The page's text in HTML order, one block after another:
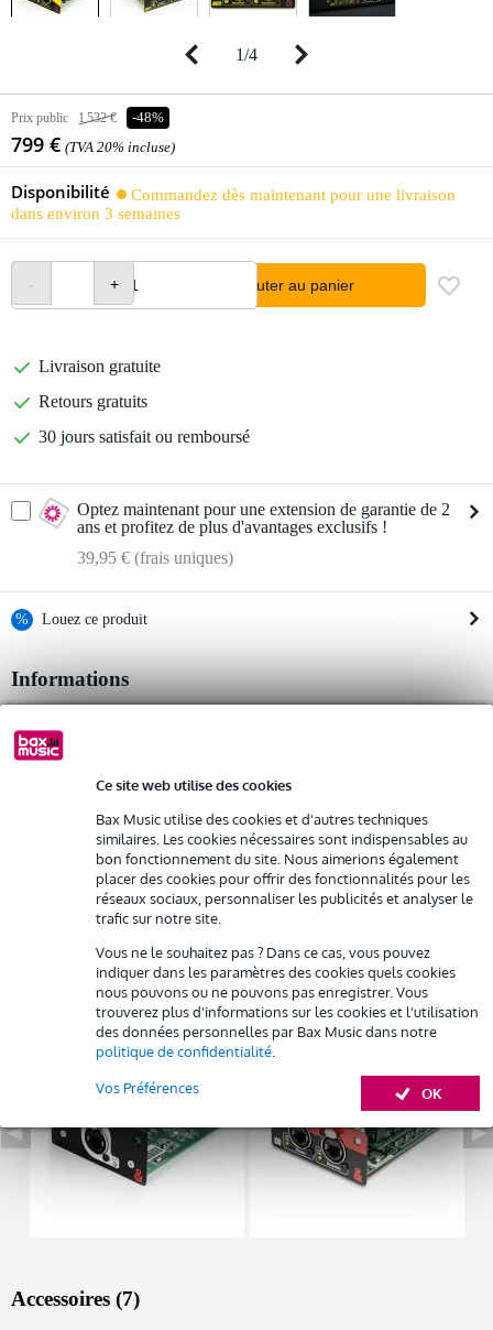
Ce site web utilise des cookies
Bax Music utilise des cookies et d'autres techniques
similaires. Les cookies nécessaires sont indispensables au
bon fonctionnement du site. Nous aimerions également
placer des cookies pour offrir des fonctionnalités pour les
réseaux sociaux, personnaliser les publicités et analyser le
trafic sur notre site.
Vous ne le souhaitez pas ? Dans ce cas, vous pouvez
indiquer dans les paramètres des cookies quels cookies
nous pouvons ou ne pouvons pas enregistrer. Vous
trouverez plus d'informations sur les cookies et l'utilisation
des données personnelles par Bax Music dans notre
politique de confidentialité
OK
Vos Préférences
1/4
Prix public 1 532 € -48%
799 € (TVA 20% incluse)
Disponibilité
Commandez dès maintenant pour une livraison
dans environ 3 semaines
Ajouter au panier
Livraison gratuite
Retours gratuits
30 jours satisfait ou remboursé
Optez maintenant pour une extension de garantie de 2
ans et profitez de plus d'avantages exclusifs !
39,95 € (frais uniques)
% Louez ce produit
Louez ce produit à partir de 57 € par mois
Location de plusieurs produits à la fois : min. 300 € et max.
2 500 €
Livraison à domicile
Possibilité d'acheter votre/vos produit(s) à un tarif réduit
Remplacement rapide par Bax Music en cas de défectuosité
Louez ce produit
Informations
2x port Ethercon
Afficher toutes les caractéristiques du produit
Autres variantes (1)
Autres variantes (3)
Accessoires (7)